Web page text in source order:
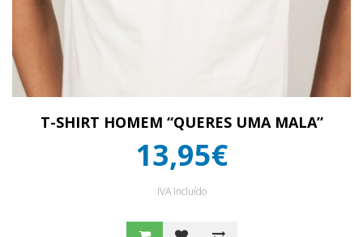
T-SHIRT HOMEM “QUERES UMA MALA”
13,95€
IVA Incluído